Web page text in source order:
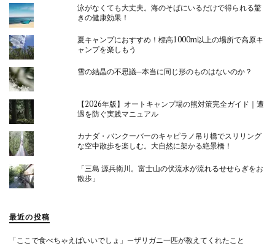
泳がなくても大丈夫。海のそばにいるだけで得られる驚
きの健康効果！
夏キャンプにおすすめ！標高1000m以上の場所で高原キ
ャンプを楽しもう
雪の結晶の不思議─本当に同じ形のものはないのか？
【2026年版】オートキャンプ場の熊対策完全ガイド｜遭
遇を防ぐ実践マニュアル
カナダ・バンクーバーのキャピラノ吊り橋でスリリング
な空中散歩を楽しむ。大自然に架かる絶景橋！
「三島 源兵衛川。富士山の伏流水が流れるせせらぎをお
散歩」
最近の投稿
「ここで食べちゃえばいいでしょ」—ザリガニ一匹が教えてくれたこと